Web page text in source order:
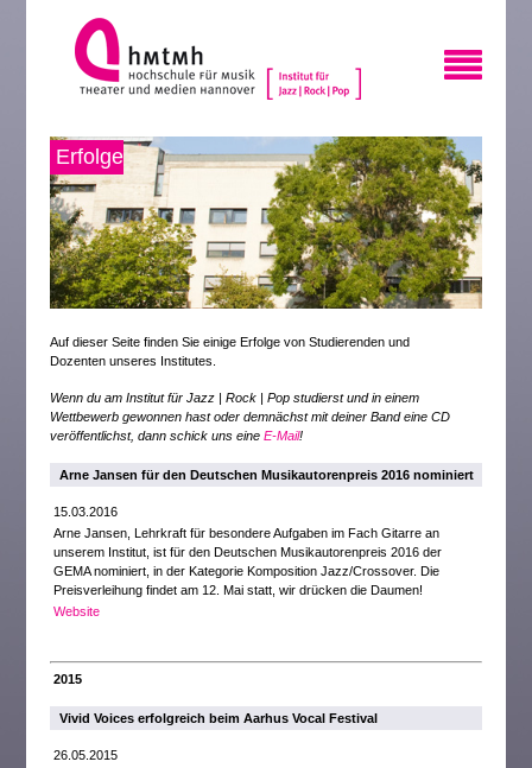
Erfolge
Auf dieser Seite finden Sie einige Erfolge von Studierenden und
Dozenten unseres Institutes.
Wenn du am Institut für Jazz | Rock | Pop studierst und in einem
Wettbewerb gewonnen hast oder demnächst mit deiner Band eine CD
veröffentlichst, dann schick uns eineE-Mail!
Arne Jansen für den Deutschen Musikautorenpreis 2016 nominiert
15.03.2016
Arne Jansen, Lehrkraft für besondere Aufgaben im Fach Gitarre an
unserem Institut, ist für den Deutschen Musikautorenpreis 2016 der
GEMA nominiert, in der Kategorie Komposition Jazz/Crossover. Die
Preisverleihung findet am 12. Mai statt, wir drücken die Daumen!
Website
2015
Vivid Voices erfolgreich beim Aarhus Vocal Festival
26.05.2015